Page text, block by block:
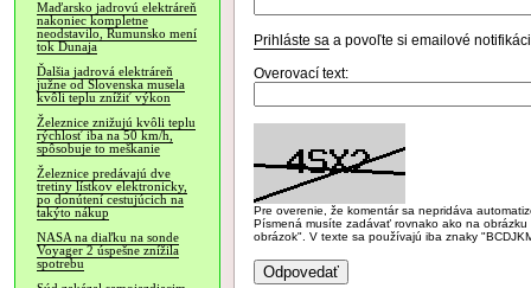
Maďarsko jadrovú elektráreň
nakoniec kompletne
neodstavilo, Rumunsko mení
tok Dunaja
Ďalšia jadrová elektráreň
južne od Slovenska musela
kvôli teplu znížiť výkon
Železnice znižujú kvôli teplu
rýchlosť iba na 50 km/h,
spôsobuje to meškanie
Železnice predávajú dve
tretiny lístkov elektronicky,
po donútení cestujúcich na
takýto nákup
NASA na diaľku na sonde
Voyager 2 úspešne znížila
spotrebu
Prihláste sa a povoľte si emailové
Overovací text:
Pre overenie, že komentár sa nepridáva
Písmená musíte zadávať rovnako ako na
obrázok". V texte sa používajú iba znaky